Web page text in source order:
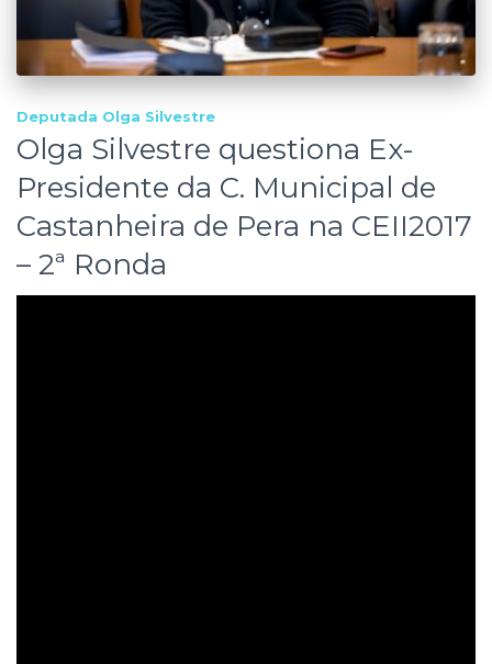
Deputada Olga Silvestre
Olga Silvestre questiona Ex-
Presidente da C. Municipal de
Castanheira de Pera na CEII2017
– 2ª Ronda